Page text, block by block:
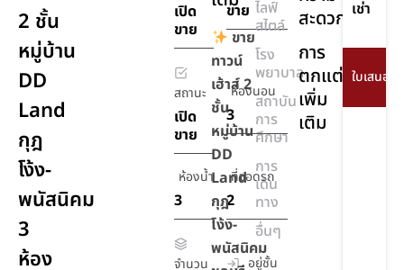
2 ชั้น
หมู่บ้าน
DD
Land
กุฎ
โง้ง-
พนัสนิคม
3
ห้อง
เปิด
ขาย
ขาย
สถานะ
เปิด
ขาย
ห้องนอน
3
ห้องน้ำ
3
ที่จอดรถ
2
จำนวน
อยู่ชั้น
ขาย
ทาวน์
เฮ้าส์ 2
ชั้น
หมู่บ้าน
DD
Land
กุฎ
โง้ง-
พนัสนิคม
ไลฟ์
สไตล์
โรง
พยาบาล
สถาบัน
การ
ศึกษา
การ
เดิน
ทาง
อื่นๆ
สะดวก
การ
ตกแต่ง
เพิ่ม
เติม
เช่า